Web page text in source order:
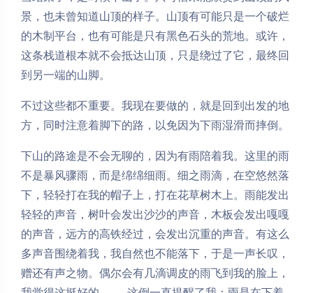
景，也未曾知道山顶的样子。山顶有可能只是一个破烂
的木制平台，也有可能是只有黑色石头的荒地。或许，
这条栈道根本就不会抵达山顶，只是绕过了它，最终回
到另一端的山脚。
不过这些都不重要。我现在要做的，就是回到出发的地
方，同时注意着脚下的路，以免因为下雨湿滑而摔倒。
下山的路途是不会无聊的，因为有雨陪着我。这里的雨
不是暴风骤雨，而是绵绵细雨。细之雨滴，在空悠然落
下，轻轻打在我的帽子上，打在花草树木上。雨能发出
轻轻的声音，树叶会发出沙沙的声音，木板会发出嘎嘎
的声音，远方的高铁经过，会发出沉重的声音。有这么
多声音围绕着我，我自然也不能落下，于是一声长叹，
赠还有声之物。偶尔会有几滴调皮的雨飞到我的脸上，